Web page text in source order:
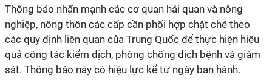
Thông báo nhấn mạnh các cơ quan hải quan và nông
nghiệp, nông thôn các cấp cần phối hợp chặt chẽ theo
các quy định liên quan của Trung Quốc để thực hiện hiệu
quả công tác kiểm dịch, phòng chống dịch bệnh và giám
sát. Thông báo này có hiệu lực kể từ ngày ban hành.